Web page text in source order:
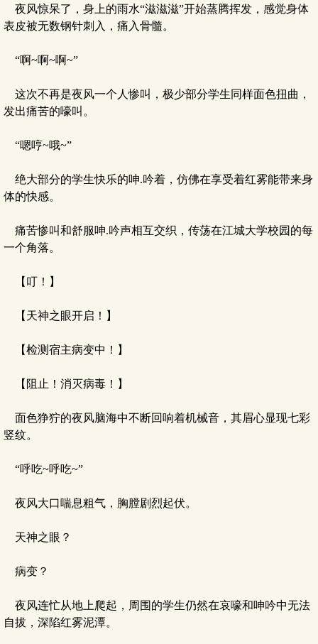
夜风惊呆了，身上的雨水“滋滋滋”开始蒸腾挥发，感觉身体
表皮被无数钢针刺入，痛入骨髓。
“啊~啊~啊~”
这次不再是夜风一个人惨叫，极少部分学生同样面色扭曲，
发出痛苦的嚎叫。
“嗯哼~哦~”
绝大部分的学生快乐的呻.吟着，仿佛在享受着红雾能带来身
体的快感。
痛苦惨叫和舒服呻.吟声相互交织，传荡在江城大学校园的每
一个角落。
【叮！】
【天神之眼开启！】
【检测宿主病变中！】
【阻止！消灭病毒！】
面色狰狞的夜风脑海中不断回响着机械音，其眉心显现七彩
竖纹。
“呼吃~呼吃~”
夜风大口喘息粗气，胸膛剧烈起伏。
天神之眼？
病变？
夜风连忙从地上爬起，周围的学生仍然在哀嚎和呻吟中无法
自拔，深陷红雾泥潭。